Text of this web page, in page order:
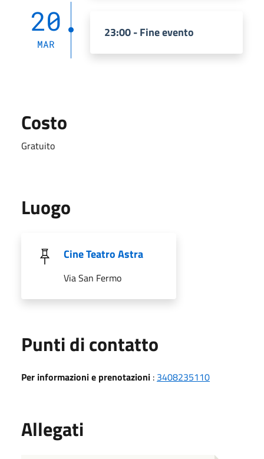
20
MAR
23:00 - Fine evento
Costo
Gratuito
Luogo
Cine Teatro Astra
Via San Fermo
Punti di contatto
Per informazioni e prenotazioni : 3408235110
Allegati